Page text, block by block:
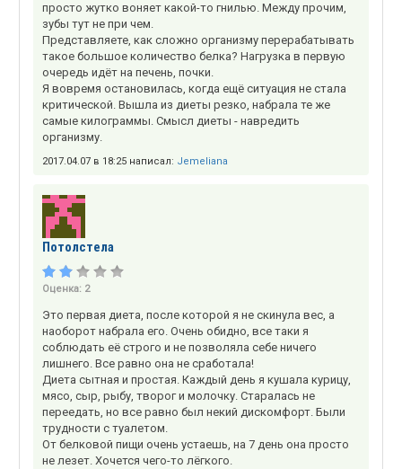
просто жутко воняет какой-то гнилью. Между прочим,
зубы тут не при чем.
Представляете, как сложно организму перерабатывать
такое большое количество белка? Нагрузка в первую
очередь идёт на печень, почки.
Я вовремя остановилась, когда ещё ситуация не стала
критической. Вышла из диеты резко, набрала те же
самые килограммы. Смысл диеты - навредить
организму.
2017.04.07 в 18:25 написал: Jemeliana
Потолстела
Оценка: 2
Это первая диета, после которой я не скинула вес, а
наоборот набрала его. Очень обидно, все таки я
соблюдать её строго и не позволяла себе ничего
лишнего. Все равно она не сработала!
Диета сытная и простая. Каждый день я кушала курицу,
мясо, сыр, рыбу, творог и молочку. Старалась не
переедать, но все равно был некий дискомфорт. Были
трудности с туалетом.
От белковой пищи очень устаешь, на 7 день она просто
не лезет. Хочется чего-то лёгкого.